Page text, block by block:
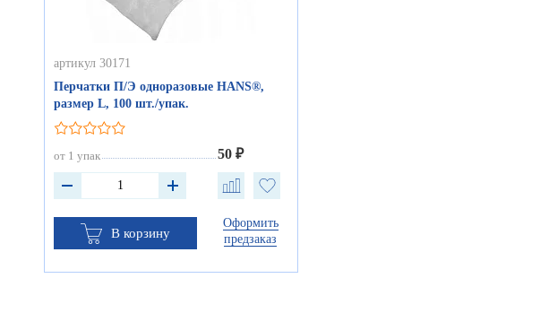
артикул 30171
Перчатки П/Э одноразовые HANS®,
размер L, 100 шт./упак.
от 1 упак 50 ₽
В корзину
Оформить
предзаказ